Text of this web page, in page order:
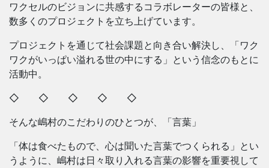
ワクセルのビジョンに共感するコラボレーターの皆様と、
数多くのプロジェクトを立ち上げています。
プロジェクトを通じて社会課題と向き合い解決し、「ワク
ワクがいっぱい溢れる世の中にする」という信念のもとに
活動中。
◇ ◇ ◇ ◇ ◇
そんな嶋村のこだわりのひとつが、「言葉」
「体は食べたもので、心は聞いた言葉でつくられる」とい
うように、嶋村は日々取り入れる言葉の影響を重要視して